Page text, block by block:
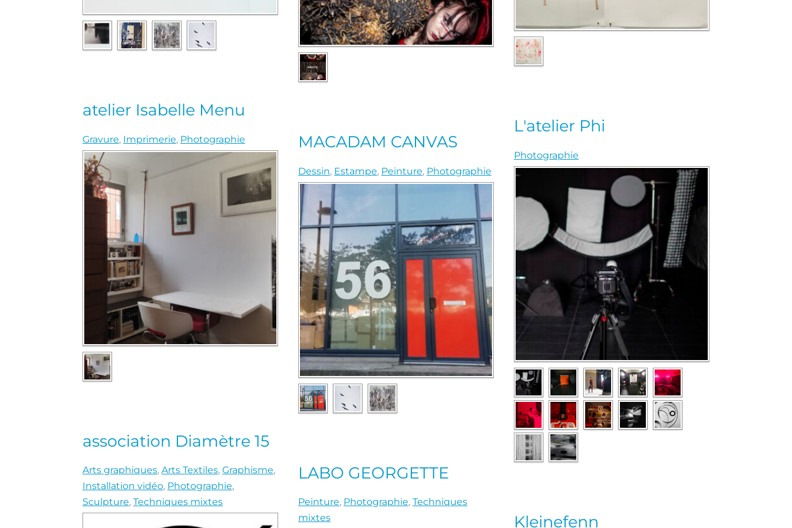
atelier Isabelle Menu
Gravure, Imprimerie, Photographie
L'atelier Phi
Photographie
MACADAM CANVAS
Dessin, Estampe, Peinture, Photographie
association Diamètre 15
Arts graphiques, Arts Textiles, Graphisme,
Installation vidéo, Photographie,
Sculpture, Techniques mixtes
LABO GEORGETTE
Peinture, Photographie, Techniques
mixtes
Kleinefenn